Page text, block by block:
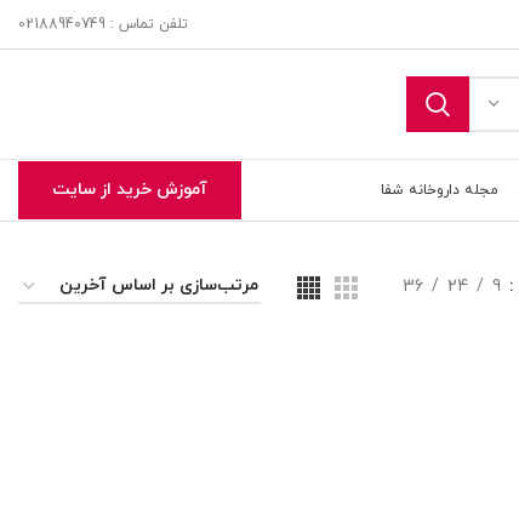
تلفن تماس : 02188940749
مجله داروخانه شفا آموزش خرید از سایت
9
24
36